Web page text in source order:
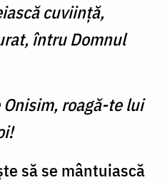
cuviinţă,
întru Domnul
roagă-te lui
să se mântuiască